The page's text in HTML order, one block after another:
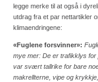
legge merke til at også i
utdrag fra et par nettartikler
klimaendringene:
«Fuglene forsvinner»:
mye mer: De er trafikklys
var svært tallrike for bare
makrellterne, vipe og